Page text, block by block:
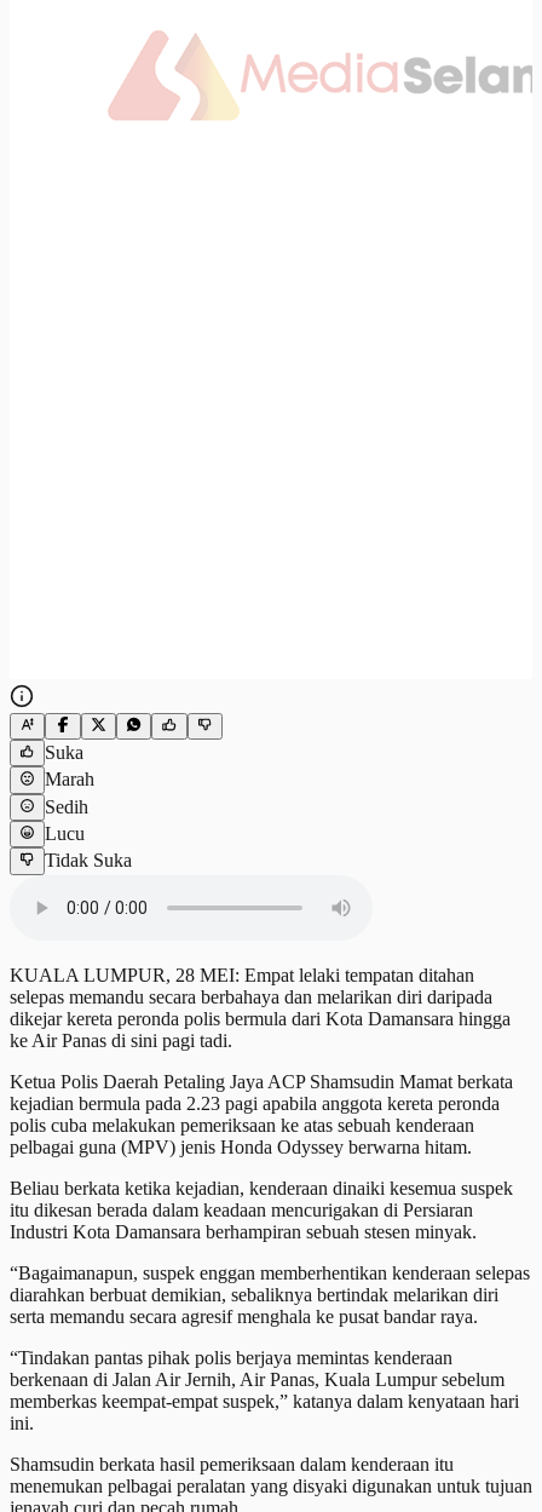
Suka
Marah
Sedih
Lucu
Tidak Suka
KUALA LUMPUR, 28 MEI: Empat lelaki tempatan ditahan
selepas memandu secara berbahaya dan melarikan diri daripada
dikejar kereta peronda polis bermula dari Kota Damansara hingga
ke Air Panas di sini pagi tadi.
Ketua Polis Daerah Petaling Jaya ACP Shamsudin Mamat berkata
kejadian bermula pada 2.23 pagi apabila anggota kereta peronda
polis cuba melakukan pemeriksaan ke atas sebuah kenderaan
pelbagai guna (MPV) jenis Honda Odyssey berwarna hitam.
Beliau berkata ketika kejadian, kenderaan dinaiki kesemua suspek
itu dikesan berada dalam keadaan mencurigakan di Persiaran
Industri Kota Damansara berhampiran sebuah stesen minyak.
“Bagaimanapun, suspek enggan memberhentikan kenderaan selepas
diarahkan berbuat demikian, sebaliknya bertindak melarikan diri
serta memandu secara agresif menghala ke pusat bandar raya.
“Tindakan pantas pihak polis berjaya memintas kenderaan
berkenaan di Jalan Air Jernih, Air Panas, Kuala Lumpur sebelum
memberkas keempat-empat suspek,” katanya dalam kenyataan hari
ini.
Shamsudin berkata hasil pemeriksaan dalam kenderaan itu
menemukan pelbagai peralatan yang disyaki digunakan untuk tujuan
jenayah curi dan pecah rumah.